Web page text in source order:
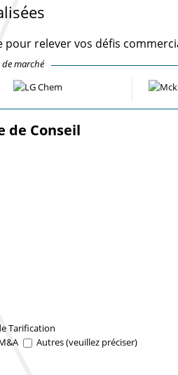
pour relever vos défis
marché
de Conseil
Tarification
Autres (veuillez préciser)